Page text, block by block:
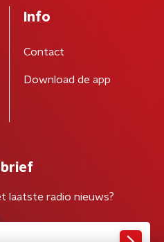
Info
Contact
Download de app
laatste radio nieuws?